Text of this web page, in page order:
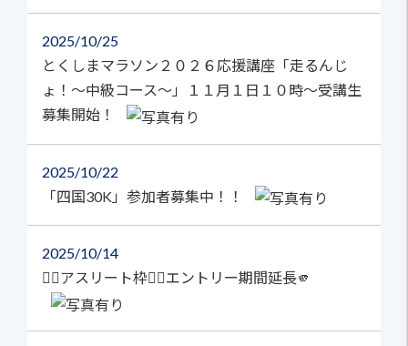
2025 10/25
とくしまマラソン２０２６応援講座「走るんじ
ょ！～中級コース～」１１月１日１０時～受講生
募集開始！
2025 10/22
「四国30K」参加者募集中！！
2025 10/14
🏃‍♀️アスリート枠🏃‍♂️エントリー期間延長🫵